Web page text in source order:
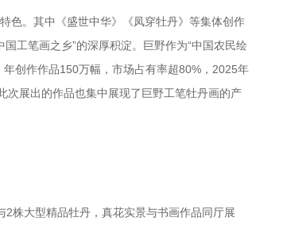
色。其中《盛世中华》《凤穿牡丹》等集体创作
工笔画之乡”的深厚积淀。巨野作为“中国农民绘
创作作品150万幅，市场占有率超80%，2025年
次展出的作品也集中展现了巨野工笔牡丹画的产
株大型精品牡丹，真花实景与书画作品同厅展